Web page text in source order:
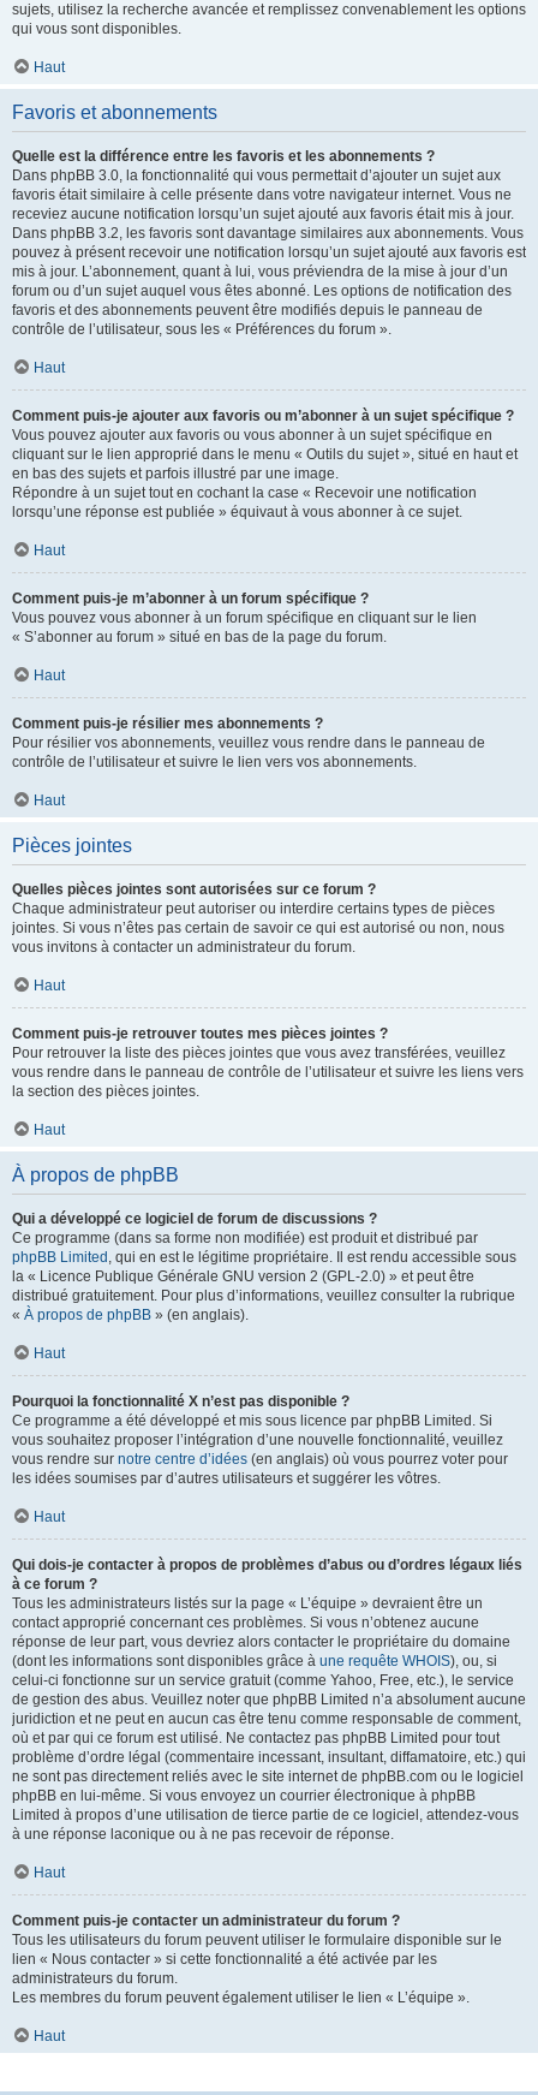
sujets, utilisez la recherche avancée et remplissez convenablement les options
qui vous sont disponibles.
Haut
Favoris et abonnements
Quelle est la différence entre les favoris et les abonnements ?
Dans phpBB 3.0, la fonctionnalité qui vous permettait d’ajouter un sujet aux
favoris était similaire à celle présente dans votre navigateur internet. Vous ne
receviez aucune notification lorsqu’un sujet ajouté aux favoris était mis à jour.
Dans phpBB 3.2, les favoris sont davantage similaires aux abonnements. Vous
pouvez à présent recevoir une notification lorsqu’un sujet ajouté aux favoris est
mis à jour. L’abonnement, quant à lui, vous préviendra de la mise à jour d’un
forum ou d’un sujet auquel vous êtes abonné. Les options de notification des
favoris et des abonnements peuvent être modifiés depuis le panneau de
contrôle de l’utilisateur, sous les « Préférences du forum ».
Haut
Comment puis-je ajouter aux favoris ou m’abonner à un sujet spécifique ?
Vous pouvez ajouter aux favoris ou vous abonner à un sujet spécifique en
cliquant sur le lien approprié dans le menu « Outils du sujet », situé en haut et
en bas des sujets et parfois illustré par une image.
Répondre à un sujet tout en cochant la case « Recevoir une notification
lorsqu’une réponse est publiée » équivaut à vous abonner à ce sujet.
Haut
Comment puis-je m’abonner à un forum spécifique ?
Vous pouvez vous abonner à un forum spécifique en cliquant sur le lien
« S’abonner au forum » situé en bas de la page du forum.
Haut
Comment puis-je résilier mes abonnements ?
Pour résilier vos abonnements, veuillez vous rendre dans le panneau de
contrôle de l’utilisateur et suivre le lien vers vos abonnements.
Haut
Pièces jointes
Quelles pièces jointes sont autorisées sur ce forum ?
Chaque administrateur peut autoriser ou interdire certains types de pièces
jointes. Si vous n’êtes pas certain de savoir ce qui est autorisé ou non, nous
vous invitons à contacter un administrateur du forum.
Haut
Comment puis-je retrouver toutes mes pièces jointes ?
Pour retrouver la liste des pièces jointes que vous avez transférées, veuillez
vous rendre dans le panneau de contrôle de l’utilisateur et suivre les liens vers
la section des pièces jointes.
Haut
À propos de phpBB
Qui a développé ce logiciel de forum de discussions ?
Ce programme (dans sa forme non modifiée) est produit et distribué par
phpBB Limited , qui en est le légitime propriétaire. Il est rendu accessible sous
la « Licence Publique Générale GNU version 2 (GPL-2.0) » et peut être
distribué gratuitement. Pour plus d’informations, veuillez consulter la rubrique
« À propos de phpBB » (en anglais).
Haut
Pourquoi la fonctionnalité X n’est pas disponible ?
Ce programme a été développé et mis sous licence par phpBB Limited. Si
vous souhaitez proposer l’intégration d’une nouvelle fonctionnalité, veuillez
vous rendre sur notre centre d’idées (en anglais) où vous pourrez voter pour
les idées soumises par d’autres utilisateurs et suggérer les vôtres.
Haut
Qui dois-je contacter à propos de problèmes d’abus ou d’ordres légaux liés
à ce forum ?
Tous les administrateurs listés sur la page « L’équipe » devraient être un
contact approprié concernant ces problèmes. Si vous n’obtenez aucune
réponse de leur part, vous devriez alors contacter le propriétaire du domaine
(dont les informations sont disponibles grâce à une requête WHOIS), ou, si
celui-ci fonctionne sur un service gratuit (comme Yahoo, Free, etc.), le service
de gestion des abus. Veuillez noter que phpBB Limited n’a absolument aucune
juridiction et ne peut en aucun cas être tenu comme responsable de comment,
où et par qui ce forum est utilisé. Ne contactez pas phpBB Limited pour tout
problème d’ordre légal (commentaire incessant, insultant, diffamatoire, etc.) qui
ne sont pas directement reliés avec le site internet de phpBB.com ou le logiciel
phpBB en lui-même. Si vous envoyez un courrier électronique à phpBB
Limited à propos d’une utilisation de tierce partie de ce logiciel, attendez-vous
à une réponse laconique ou à ne pas recevoir de réponse.
Haut
Comment puis-je contacter un administrateur du forum ?
Tous les utilisateurs du forum peuvent utiliser le formulaire disponible sur le
lien « Nous contacter » si cette fonctionnalité a été activée par les
administrateurs du forum.
Les membres du forum peuvent également utiliser le lien « L’équipe ».
Haut